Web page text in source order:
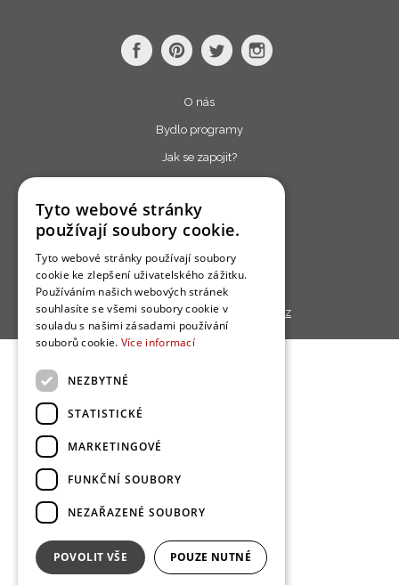
O nás
Bydlo programy
Jak se zapojit?
Ochrana osobních údajú
Cookies
Redakce
Copyright © 2013 - 2026, Bydlo.cz
Tyto webové stránky
používají soubory cookie.
Tyto webové stránky používají soubory
cookie ke zlepšení uživatelského zážitku.
Používáním našich webových stránek
souhlasíte se všemi soubory cookie v
souladu s našimi zásadami používání
souborů cookie. Více informací
NEZBYTNÉ
STATISTICKÉ
MARKETINGOVÉ
FUNKČNÍ SOUBORY
NEZAŘAZENÉ SOUBORY
POVOLIT VŠE POUZE NUTNÉ